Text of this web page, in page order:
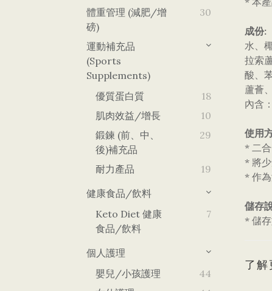
體重管理 (減肥/增
磅)
30
運動補充品
(Sports
Supplements)
優質蛋白質
18
肌肉效益/增長
10
鍛鍊 (前、中、
後)補充品
29
耐力產品
19
健康食品/飲料
Keto Diet 健康
食品/飲料
7
個人護理
嬰兒/小孩護理
44
成份:
水、
拉索
酸、
蘆薈
內含
使用
* 二
* 將
* 作
儲存
* 儲
了解